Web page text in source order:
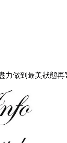
力做到最美狀態再